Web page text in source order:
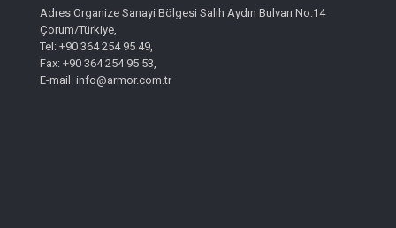
Adres Organize Sanayi Bölgesi Salih Aydın Bulvarı No:14
Çorum/Türkiye,
Tel: +90 364 254 95 49,
Fax: +90 364 254 95 53,
E-mail: info@armor.com.tr